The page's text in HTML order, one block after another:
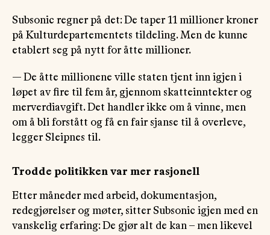
Subsonic regner på det: De taper 11 millioner kroner
på Kulturdepartementets tildeling. Men de kunne
etablert seg på nytt for åtte millioner.
— De åtte millionene ville staten tjent inn igjen i
løpet av fire til fem år, gjennom skatteinntekter og
merverdiavgift. Det handler ikke om å vinne, men
om å bli forstått og få en fair sjanse til å overleve,
legger Sleipnes til.
Trodde politikken var mer rasjonell
Etter måneder med arbeid, dokumentasjon,
redegjørelser og møter, sitter Subsonic igjen med en
vanskelig erfaring: De gjør alt de kan – men likevel